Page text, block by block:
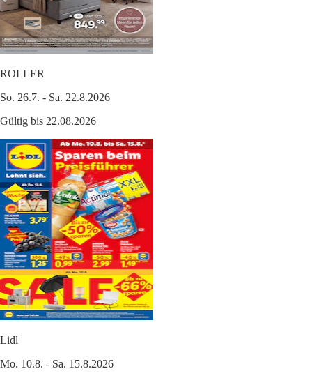
ROLLER
So. 26.7. - Sa. 22.8.2026
Gültig bis 22.08.2026
Lidl
Mo. 10.8. - Sa. 15.8.2026